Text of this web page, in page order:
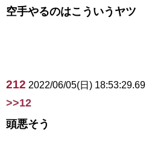
空手やるのはこういうヤツ
212 2022/06/05(日) 18:53:29.69
>>12
頭悪そう